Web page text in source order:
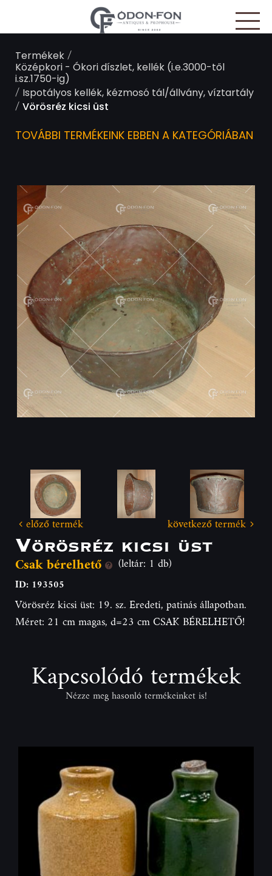
Termékek/
Középkori - Ókori díszlet, kellék (i.e.3000-től
i.sz.1750-ig)
/ Ispotályos kellék, kézmosó tál/állvány, víztartály
/Vörösréz kicsi üst
TOVÁBBI TERMÉKEINK EBBEN A KATEGÓRIÁBAN
előző termék következő termék
Vörösréz kicsi üst
Csak bérelhető (leltár: 1 db)
ID: 193505
Vörösréz kicsi üst: 19. sz. Eredeti, patinás állapotban.
Méret: 21 cm magas, d=23 cm CSAK BÉRELHETŐ!
Kapcsolódó termékek
Nézze meg hasonló termékeinket is!